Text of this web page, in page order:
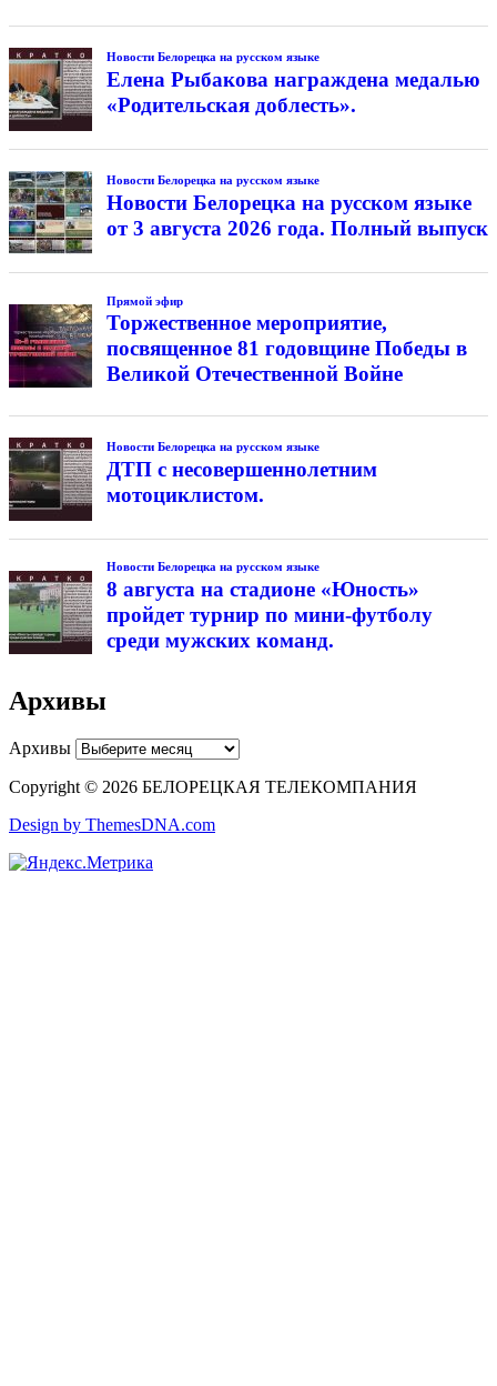
Новости Белорецка на русском языке
Елена Рыбакова награждена медалью
«Родительская доблесть».
Новости Белорецка на русском языке
Новости Белорецка на русском языке
от 3 августа 2026 года. Полный выпуск
Прямой эфир
Торжественное мероприятие,
посвященное 81 годовщине Победы в
Великой Отечественной Войне
Новости Белорецка на русском языке
ДТП с несовершеннолетним
мотоциклистом.
Новости Белорецка на русском языке
8 августа на стадионе «Юность»
пройдет турнир по мини-футболу
среди мужских команд.
Архивы
Архивы
Copyright © 2026 БЕЛОРЕЦКАЯ ТЕЛЕКОМПАНИЯ
Design by ThemesDNA.com